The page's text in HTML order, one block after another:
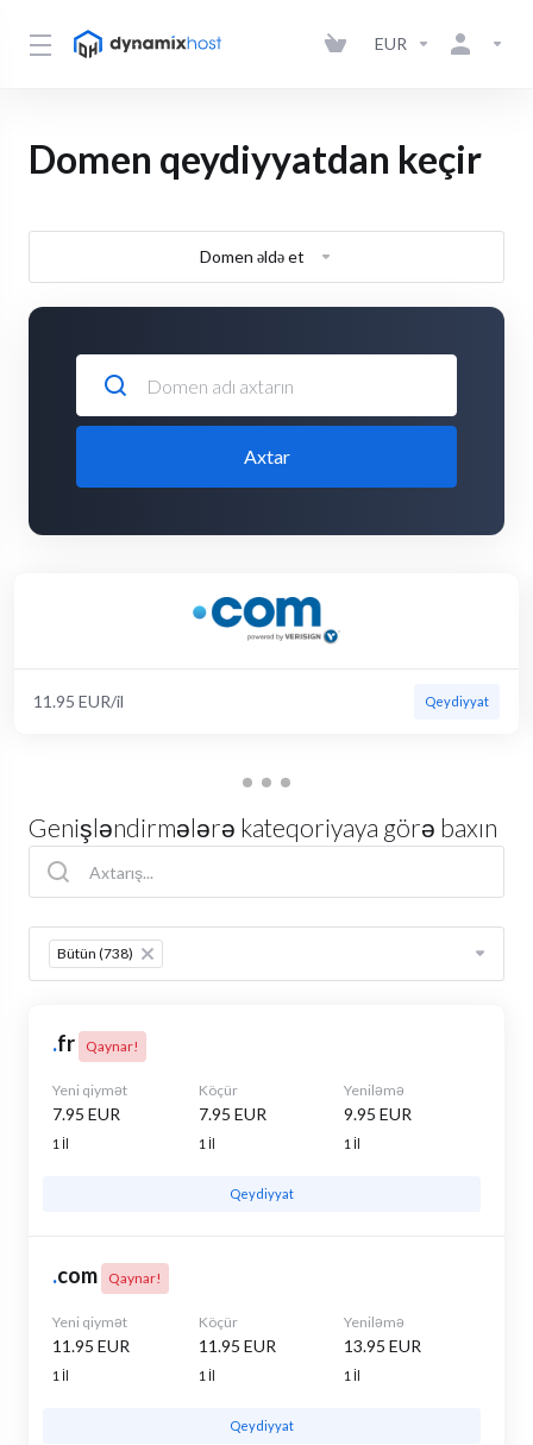
EUR
Domen qeydiyyatdan keçir
Domen əldə et
Axtar
11.95 EUR/il Qeydiyyat
Genişləndirmələrə kateqoriyaya görə baxın
Table Filter
Bütün (738) ×
.fr Qaynar!
Yeni qiymət
7.95 EUR
1 İl
Köçür
7.95 EUR
1 İl
Yeniləmə
9.95 EUR
1 İl
Qeydiyyat
.com Qaynar!
Yeni qiymət
11.95 EUR
1 İl
Köçür
11.95 EUR
1 İl
Yeniləmə
13.95 EUR
1 İl
Qeydiyyat